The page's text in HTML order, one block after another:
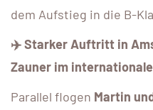
dem Aufstieg in die B-
✈️ Starker Auftritt in
Zauner im
Parallel flogen Martin